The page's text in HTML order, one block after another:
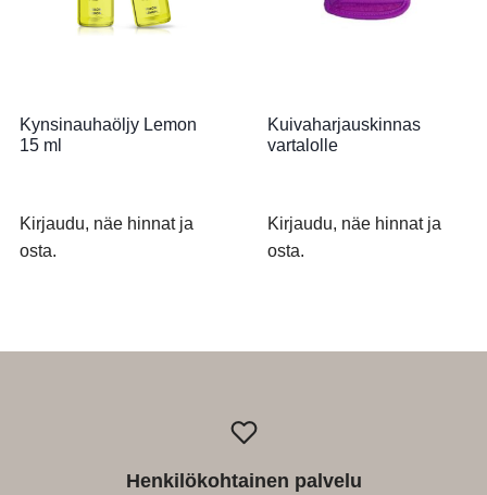
Kynsinauhaöljy Lemon
15 ml
Kirjaudu, näe hinnat ja
osta.
Kuivaharjauskinnas
vartalolle
Kirjaudu, näe hinnat ja
osta.
Henkilökohtainen palvelu